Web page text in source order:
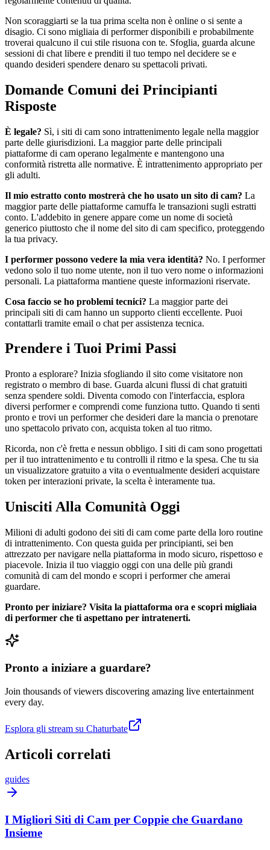
Non scoraggiarti se la tua prima scelta non è online o si sente a
disagio. Ci sono migliaia di performer disponibili e probabilmente
troverai qualcuno il cui stile risuona con te. Sfoglia, guarda alcune
sessioni di chat libere e prenditi il tuo tempo nel decidere se e
quando desideri spendere denaro su spettacoli privati.
Domande Comuni dei Principianti
Risposte
È legale? Sì, i siti di cam sono intrattenimento legale nella maggior
parte delle giurisdizioni. La maggior parte delle principali
piattaforme di cam operano legalmente e mantengono una
conformità ristretta alle normative. È intrattenimento appropriato per
gli adulti.
Il mio estratto conto mostrerà che ho usato un sito di cam? La
maggior parte delle piattaforme camuffa le transazioni sugli estratti
conto. L'addebito in genere appare come un nome di società
generico piuttosto che il nome del sito di cam specifico, proteggendo
la tua privacy.
I performer possono vedere la mia vera identità? No. I performer
vedono solo il tuo nome utente, non il tuo vero nome o informazioni
personali. La piattaforma mantiene queste informazioni riservate.
Cosa faccio se ho problemi tecnici? La maggior parte dei
principali siti di cam hanno un supporto clienti eccellente. Puoi
contattarli tramite email o chat per assistenza tecnica.
Prendere i Tuoi Primi Passi
Pronto a esplorare? Inizia sfogliando il sito come visitatore non
registrato o membro di base. Guarda alcuni flussi di chat gratuiti
senza spendere soldi. Diventa comodo con l'interfaccia, esplora
diversi performer e comprendi come funziona tutto. Quando ti senti
pronto e trovi un performer che desideri dare la mancia o prenotare
uno spettacolo privato con, acquista token al tuo ritmo.
Ricorda, non c'è fretta e nessun obbligo. I siti di cam sono progettati
per il tuo intrattenimento e tu controlli il ritmo e la spesa. Che tu sia
un visualizzatore gratuito a vita o eventualmente desideri acquistare
token per interazioni private, la scelta è interamente tua.
Unisciti Alla Comunità Oggi
Milioni di adulti godono dei siti di cam come parte della loro routine
di intrattenimento. Con questa guida per principianti, sei ben
attrezzato per navigare nella piattaforma in modo sicuro, rispettoso e
piacevole. Inizia il tuo viaggio oggi con una delle più grandi
comunità di cam del mondo e scopri i performer che amerai
guardare.
Pronto per iniziare? Visita la piattaforma ora e scopri migliaia
di performer che ti aspettano per intratenerti.
Pronto a iniziare a guardare?
Join thousands of viewers discovering amazing live entertainment
every day.
Esplora gli stream su Chaturbate
Articoli correlati
guides
I Migliori Siti di Cam per Coppie che Guardano
Insieme